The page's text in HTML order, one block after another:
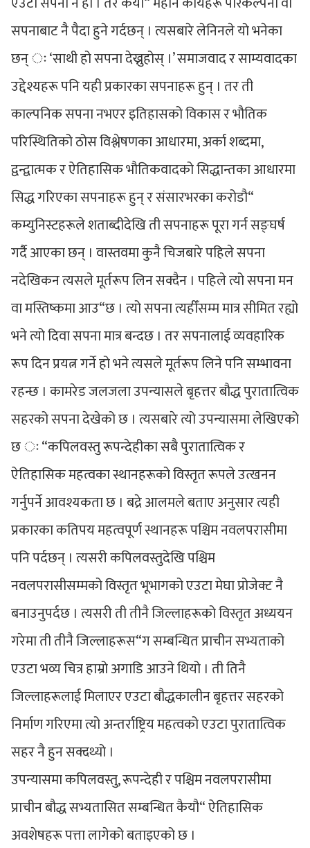
सपनाबाट नै पैदा हुने गर्दछन् । त्यसबारे लेनिनले यो भनेका
छन् ः ‘साथी हो सपना देख्नुहोस् ।’ समाजवाद र साम्यवादका
उद्देश्यहरू पनि यही प्रकारका सपनाहरू हुन् । तर ती
काल्पनिक सपना नभएर इतिहासको विकास र भौतिक
परिस्थितिको ठोस विश्लेषणका आधारमा, अर्का शब्दमा,
द्वन्द्वात्मक र ऐतिहासिक भौतिकवादको सिद्धान्तका आधारमा
सिद्ध गरिएका सपनाहरू हुन् र संसारभरका करोडौ“
कम्युनिस्टहरूले शताब्दीदेखि ती सपनाहरू पूरा गर्न सङ्घर्ष
गर्दै आएका छन् । वास्तवमा कुनै चिजबारे पहिले सपना
नदेखिकन त्यसले मूर्तरूप लिन सक्दैन । पहिले त्यो सपना मन
वा मस्तिष्कमा आउ“छ । त्यो सपना त्यहीँसम्म मात्र सीमित रह्यो
भने त्यो दिवा सपना मात्र बन्दछ । तर सपनालाई व्यवहारिक
रूप दिन प्रयत्न गर्ने हो भने त्यसले मूर्तरूप लिने पनि सम्भावना
रहन्छ । कामरेड जलजला उपन्यासले बृहत्तर बौद्ध पुरातात्विक
सहरको सपना देखेको छ । त्यसबारे त्यो उपन्यासमा लेखिएको
छ ः “कपिलवस्तु रूपन्देहीका सबै पुरातात्विक र
ऐतिहासिक महत्वका स्थानहरूको विस्तृत रूपले उत्खनन
गर्नुपर्ने आवश्यकता छ । बद्रे आलमले बताए अनुसार त्यही
प्रकारका कतिपय महत्वपूर्ण स्थानहरू पश्चिम नवलपरासीमा
पनि पर्दछन् । त्यसरी कपिलवस्तुदेखि पश्चिम
नवलपरासीसम्मको विस्तृत भूभागको एउटा मेघा प्रोजेक्ट नै
बनाउनुपर्दछ । त्यसरी ती तीनै जिल्लाहरूको विस्तृत अध्ययन
गरेमा ती तीनै जिल्लाहरूस“ग सम्बन्धित प्राचीन सभ्यताको
एउटा भव्य चित्र हाम्रो अगाडि आउने थियो । ती तिनै
जिल्लाहरूलाई मिलाएर एउटा बौद्धकालीन बृहत्तर सहरको
निर्माण गरिएमा त्यो अन्तर्राष्ट्रिय महत्वको एउटा पुरातात्विक
सहर नै हुन सक्दथ्यो ।
उपन्यासमा कपिलवस्तु, रूपन्देही र पश्चिम नवलपरासीमा
प्राचीन बौद्ध सभ्यतासित सम्बन्धित कैयौ“ ऐतिहासिक
अवशेषहरू पत्ता लागेको बताइएको छ ।